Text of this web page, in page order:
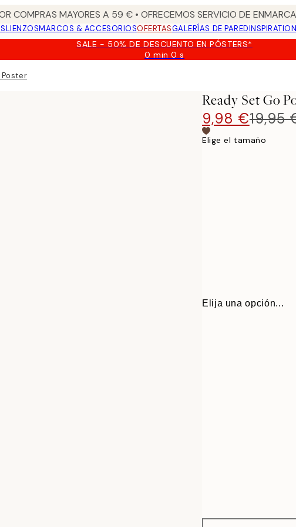
COMPRAS MAYORES A 59 € • OFRECEMOS SERVICIO DE
LIENZOSMARCOS & ACCESORIOSOFERTASGALERÍAS DE PARED
SALE - 50% DE DESCUENTO EN PÓSTERS*
0 min0 s
Válido
Poster
Ready Set Go
9,98 €19,95
Elige el tamaño
Elija una opción...